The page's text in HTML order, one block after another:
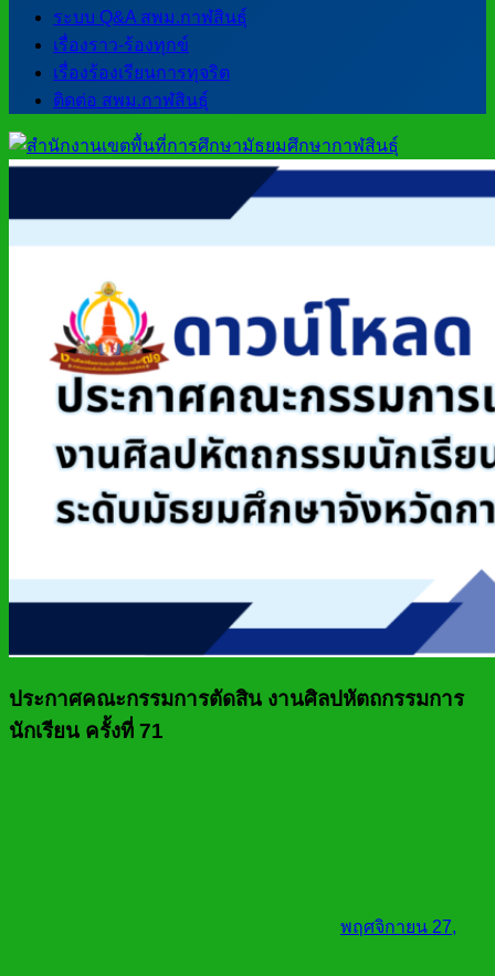
ระบบ Q&A สพม.กาฬสินธุ์
เรื่องราว-ร้องทุกข์
เรื่องร้องเรียนการทุจริต
ติดต่อ สพม.กาฬสินธุ์
ประกาศคณะกรรมการตัดสิน งานศิลปหัตถกรรมการ
นักเรียน ครั้งที่ 71
พฤศจิกายน 27,